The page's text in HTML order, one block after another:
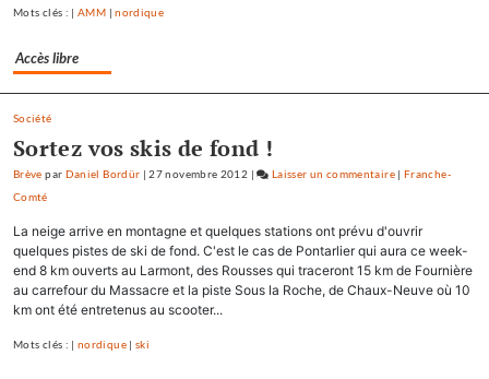
Mots clés : |AMM |nordique
Accès libre
Société
Sortez vos skis de fond !
Brève par Daniel Bordür |27 novembre 2012 | Laisser un commentaireon
en
montagne
|Franche-
Comté
La neige arrive en montagne et quelques stations ont prévu d'ouvrir
quelques pistes de ski de fond. C'est le cas de Pontarlier qui aura ce week-
end 8 km ouverts au Larmont, des Rousses qui traceront 15 km de Fournière
au carrefour du Massacre et la piste Sous la Roche, de Chaux-Neuve où 10
km ont été entretenus au scooter...
Mots clés : |nordique|ski